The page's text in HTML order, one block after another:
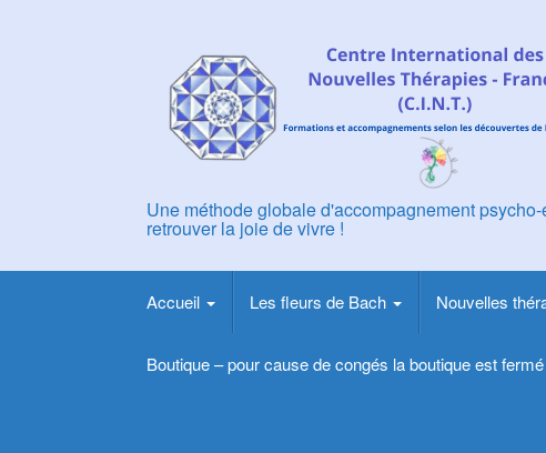
Une méthode globale d'accompagnement
retrouver la joie de vivre !
Accueil Les fleurs de Bach Nouvelles
Boutique – pour cause de congés la boutique est